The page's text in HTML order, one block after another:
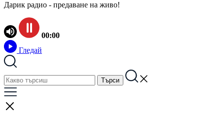
Дарик радио - предаване на живо!
00:00
Гледай